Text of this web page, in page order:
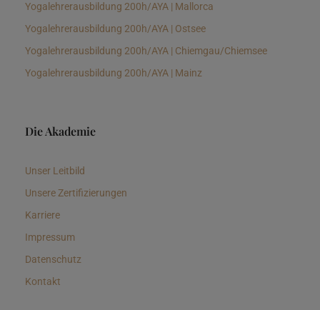
Yogalehrerausbildung 200h/AYA | Mallorca
Yogalehrerausbildung 200h/AYA | Ostsee
Yogalehrerausbildung 200h/AYA | Chiemgau/Chiemsee
Yogalehrerausbildung 200h/AYA | Mainz
Die Akademie
Unser Leitbild
Unsere Zertifizierungen
Karriere
Impressum
Datenschutz
Kontakt